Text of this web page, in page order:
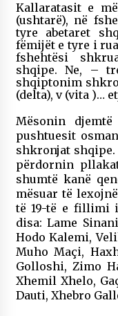
Kallaratasit e
(ushtarë), në
tyre abetaret
fëmijët e tyre i
fshehtësi
shqipe. Ne, –
shqiptonim
(delta), v (vita )…
Mësonin
pushtuesit
shkronjat shqipe.
përdornin
shumtë kanë
mësuar të
të 19-të e fillimi
disa: Lame
Hodo Kalemi,
Muho Maçi,
Golloshi, Zimo
Xhemil Xhelo,
Dauti, Xhebro